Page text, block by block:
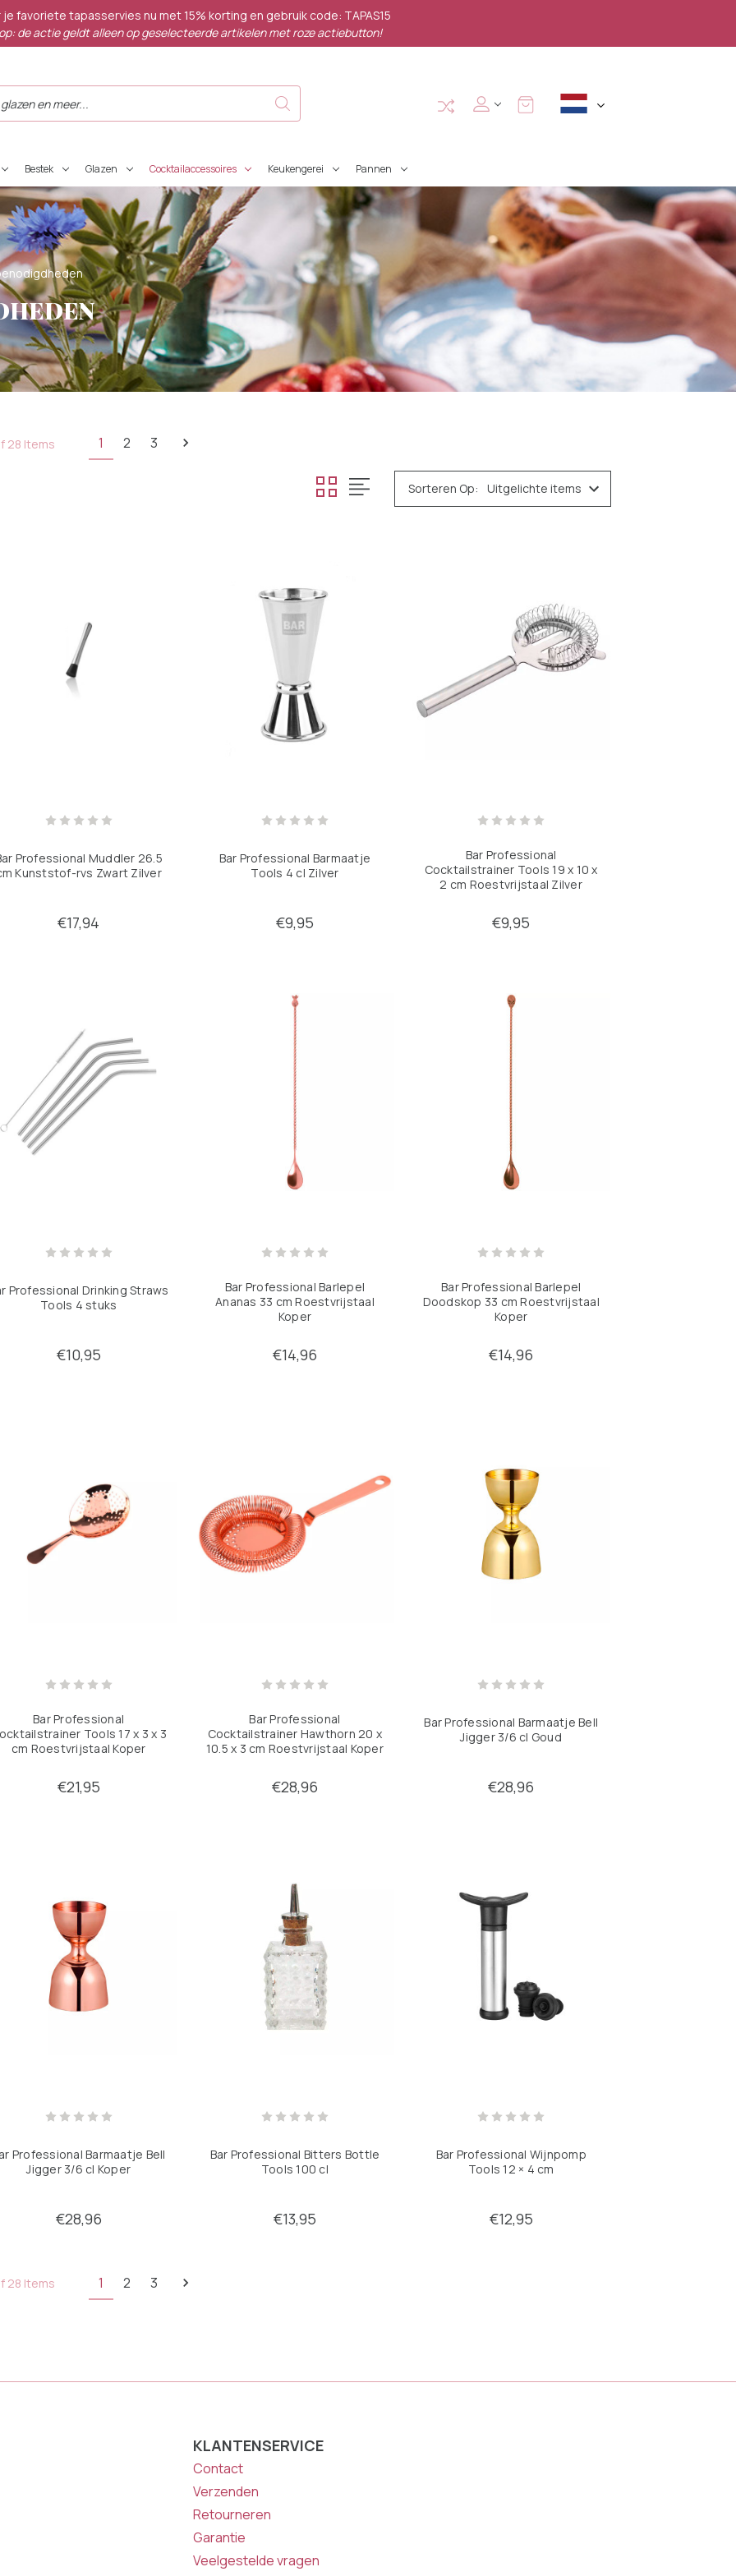
je favoriete tapasservies nu met 15% korting en gebruik code: TAPAS15
de actie geldt alleen op geselecteerde artikelen met roze actiebutton!
Bestek Glazen Cocktailaccessoires Keukengerei Pannen
28 Items 1 2 3
Sorteren Op:
Professional Muddler 26.5
Kunststof-rvs Zwart Zilver
€17,94
Bar Professional Barmaatje
Tools 4 cl Zilver
€9,95
Bar Professional
Cocktailstrainer Tools 19 x 10 x
2 cm Roestvrijstaal Zilver
€9,95
Professional Drinking Straws
Tools 4 stuks
€10,95
Bar Professional Barlepel
Ananas 33 cm Roestvrijstaal
Koper
€14,96
Bar Professional Barlepel
Doodskop 33 cm Roestvrijstaal
Koper
€14,96
Bar Professional
Tools 17 x 3 x 3
cm Roestvrijstaal Koper
€21,95
Bar Professional
Cocktailstrainer Hawthorn 20 x
10.5 x 3 cm Roestvrijstaal Koper
€28,96
Bar Professional Barmaatje Bell
Jigger 3/6 cl Goud
€28,96
Professional Barmaatje Bell
Jigger 3/6 cl Koper
€28,96
Bar Professional Bitters Bottle
Tools 100 cl
€13,95
Bar Professional Wijnpomp
Tools 12 × 4 cm
€12,95
28 Items 1 2 3
KLANTENSERVICE
Contact
Verzenden
Retourneren
Garantie
Veelgestelde vragen